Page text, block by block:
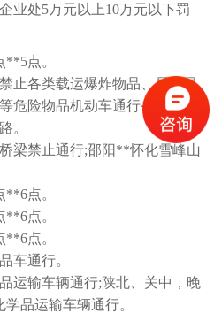
业处5万元以上10万元以下罚
点。
止各类载运爆炸物品、易燃易
危险物品机动车通行省内各高
。
梁禁止通行;邵阳**怀化雪峰山
点。
点。
点。
车通行。
运输车辆通行;陕北、关中，晚
品运输车辆通行。